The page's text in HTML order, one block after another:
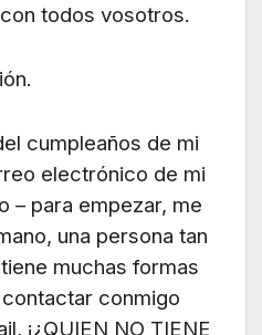
todos vosotros.
cumpleaños de mi
electrónico de mi
– para empezar, me
una persona tan
muchas formas
conmigo
¡¿QUIEN NO TIENE